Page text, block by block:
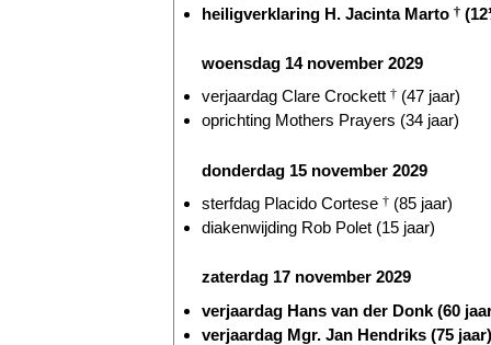
heiligverklaring H. Jacinta Marto †
woensdag 14 november 2029
verjaardag Clare Crockett † (47 jaar)
oprichting Mothers Prayers (34 jaar)
donderdag 15 november 2029
sterfdag Placido Cortese † (85 jaar)
diakenwijding Rob Polet (15 jaar)
zaterdag 17 november 2029
verjaardag Hans van der Donk (60
verjaardag Mgr. Jan Hendriks (75 jaar)